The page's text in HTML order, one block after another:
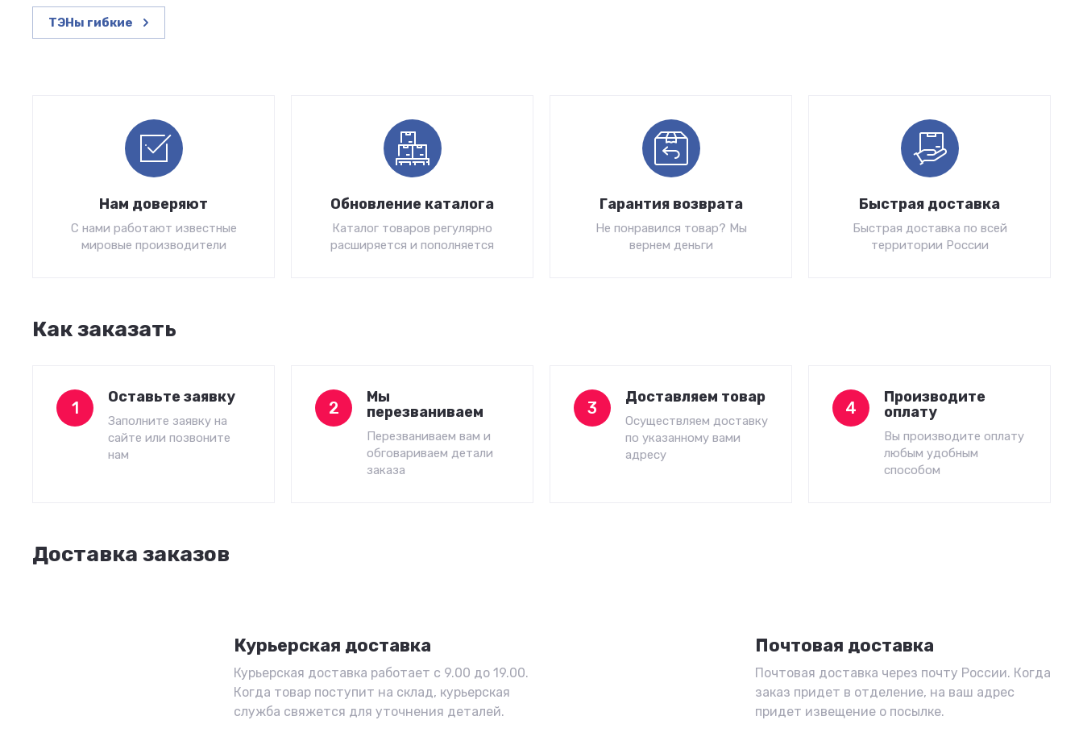
ТЭНы гибкие
Нам доверяют
С нами работают известные
мировые производители
Обновление каталога
Каталог товаров регулярно
расширяется и пополняется
Гарантия возврата
Не понравился товар? Мы
вернем деньги
Быстрая доставка
Быстрая доставка по всей
территории России
Как заказать
1
Оставьте заявку
Заполните заявку на
сайте или позвоните
нам
2
Мы
перезваниваем
Перезваниваем вам и
обговариваем детали
заказа
3
Доставляем товар
Осуществляем доставку
по указанному вами
адресу
4
Производите
оплату
Вы производите оплату
любым удобным
способом
Доставка заказов
Курьерская доставка
Курьерская доставка работает с 9.00 до 19.00.
Когда товар поступит на склад, курьерская
служба свяжется для уточнения деталей.
Почтовая доставка
Почтовая доставка через почту России. Когда
заказ придет в отделение, на ваш адрес
придет извещение о посылке.